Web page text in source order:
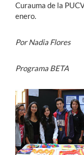
Curauma de la
enero.
Por Nadia Flores
Programa BETA